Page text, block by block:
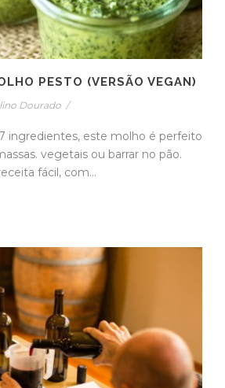
PESTO (VERSÃO VEGAN)
Dourado /
ingredientes, este molho é perfeito
vegetais ou barrar no pão.
fácil, com...